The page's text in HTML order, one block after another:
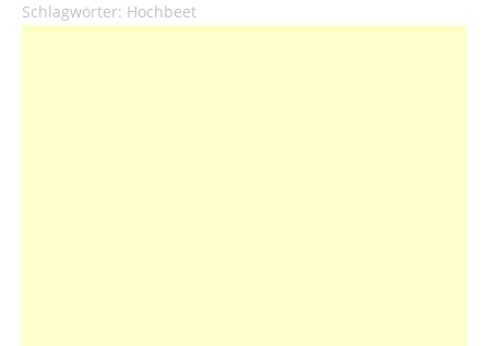
Schlagwörter: Hochbeet